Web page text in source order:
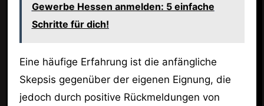
Gewerbe Hessen anmelden: 5 einfache
Schritte für dich!
Eine häufige Erfahrung ist die anfängliche
Skepsis gegenüber der eigenen Eignung, die
jedoch durch positive Rückmeldungen von